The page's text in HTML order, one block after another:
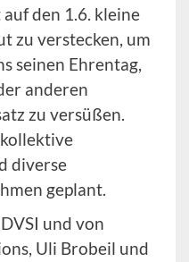
den 1.6. kleine
zu verstecken, um
seinen Ehrentag,
anderen
zu versüßen.
diverse
geplant.
und von
Uli Brobeil und